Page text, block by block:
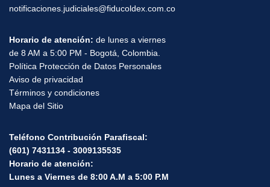
contactenos@fontur.com.co
notificaciones.judiciales@fiducoldex.com.co
Horario de atención:de lunes a viernes
de 8 AM a 5:00 PM - Bogotá, Colombia.
Política Protección de Datos Personales
Aviso de privacidad
Mapa del Sitio
Teléfono Contribución Parafiscal:
(601) 7431134 - 3009135535